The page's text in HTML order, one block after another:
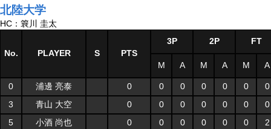
北陸大学
HC：簔川 圭太
No. PLAYER S PTS
3P 2P FT
M A M A M A
0 浦邊 亮泰 0 0 0 0 0 0
0
3
青山 大空 0 0 0 0 0 0
0
5
小酒 尚也 0 0 0 0 0 0
2